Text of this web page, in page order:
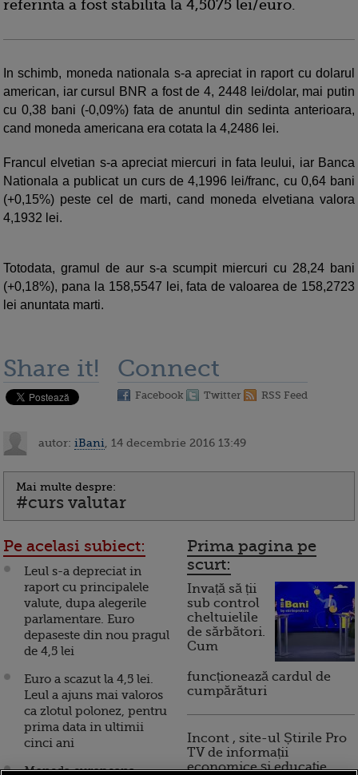
referinta a fost stabilita la 4,5075 lei/euro.
In schimb, moneda nationala s-a apreciat in raport cu dolarul
american, iar cursul BNR a fost de 4, 2448 lei/dolar, mai putin
cu 0,38 bani (-0,09%) fata de anuntul din sedinta anterioara,
cand moneda americana era cotata la 4,2486 lei.
Francul elvetian s-a apreciat miercuri in fata leului, iar Banca
Nationala a publicat un curs de 4,1996 lei/franc, cu 0,64 bani
(+0,15%) peste cel de marti, cand moneda elvetiana valora
4,1932 lei.
Totodata, gramul de aur s-a scumpit miercuri cu 28,24 bani
(+0,18%), pana la 158,5547 lei, fata de valoarea de 158,2723
lei anuntata marti.
Share it! Connect
Facebook Twitter RSS Feed
autor: iBani , 14 decembrie 2016 13:49
Mai multe despre:
#curs valutar
Pe acelasi subiect:
Leul s-a depreciat in
raport cu principalele
valute, dupa alegerile
parlamentare. Euro
depaseste din nou pragul
de 4,5 lei
Euro a scazut la 4,5 lei.
Leul a ajuns mai valoros
ca zlotul polonez, pentru
prima data in ultimii
cinci ani
Moneda europeana
Prima pagina pe
scurt:
Invață să ții
sub control
cheltuielile
de sărbători.
Cum
funcționează cardul de
cumpărături
Incont , site-ul Știrile Pro
TV de informații
economice și educație